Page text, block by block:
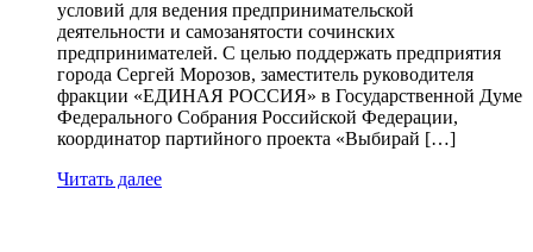
условий для ведения предпринимательской
деятельности и самозанятости сочинских
предпринимателей. С целью поддержать предприятия
города Сергей Морозов, заместитель руководителя
фракции «ЕДИНАЯ РОССИЯ» в Государственной Думе
Федерального Собрания Российской Федерации,
координатор партийного проекта «Выбирай […]
Читать далее